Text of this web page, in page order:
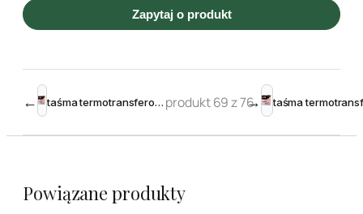
Zapytaj o produkt
← taśma termotransferowa żywiczna 176mm 300m Black – Toshiba krawędziowa produkt 69 z 76→
Powiązane produkty